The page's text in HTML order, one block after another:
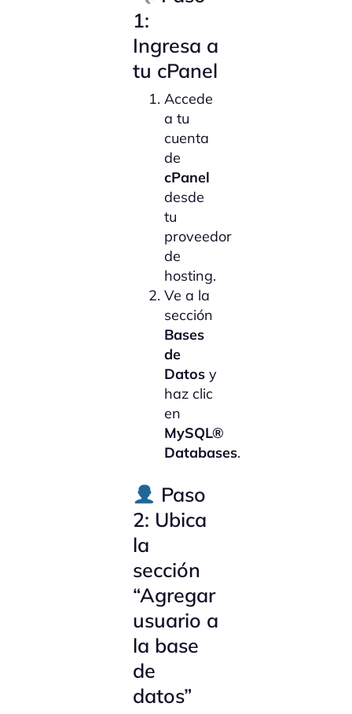
1:
Ingresa a
tu cPanel
Accede
a tu
cuenta
de
cPanel
desde
tu
proveedor
de
hosting.
Ve a la
sección
Bases
de
Datos y
haz clic
en
MySQL®
Databases.
Paso
2: Ubica
la
sección
“Agregar
usuario a
la base
de
datos”